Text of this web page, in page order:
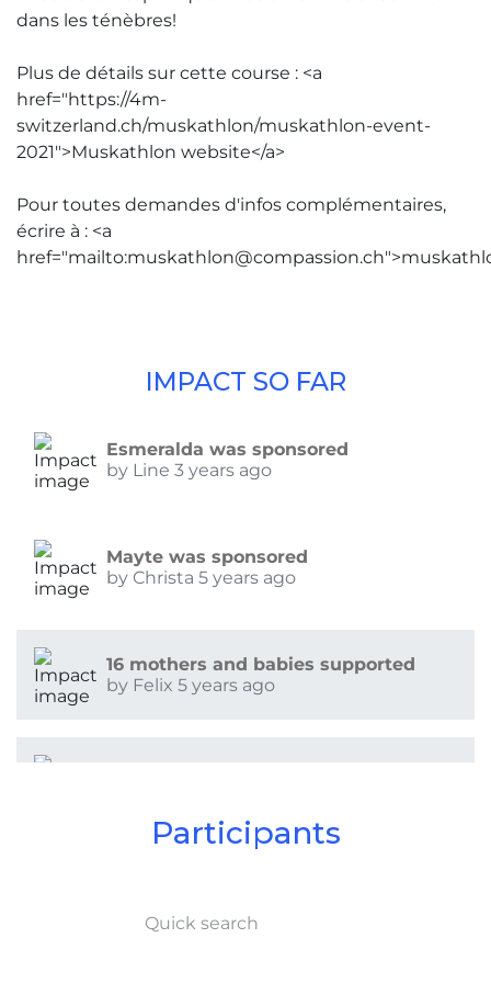
dans les ténèbres!
Plus de détails sur cette course : <a
href="https://4m-
switzerland.ch/muskathlon/muskathlon-event-
2021">Muskathlon website</a>
Pour toutes demandes d'infos complémentaires,
écrire à : <a
IMPACT SO FAR
Esmeralda was sponsored
by Line 3 years ago
Mayte was sponsored
by Christa 5 years ago
16 mothers and babies supported
by Felix 5 years ago
Participants